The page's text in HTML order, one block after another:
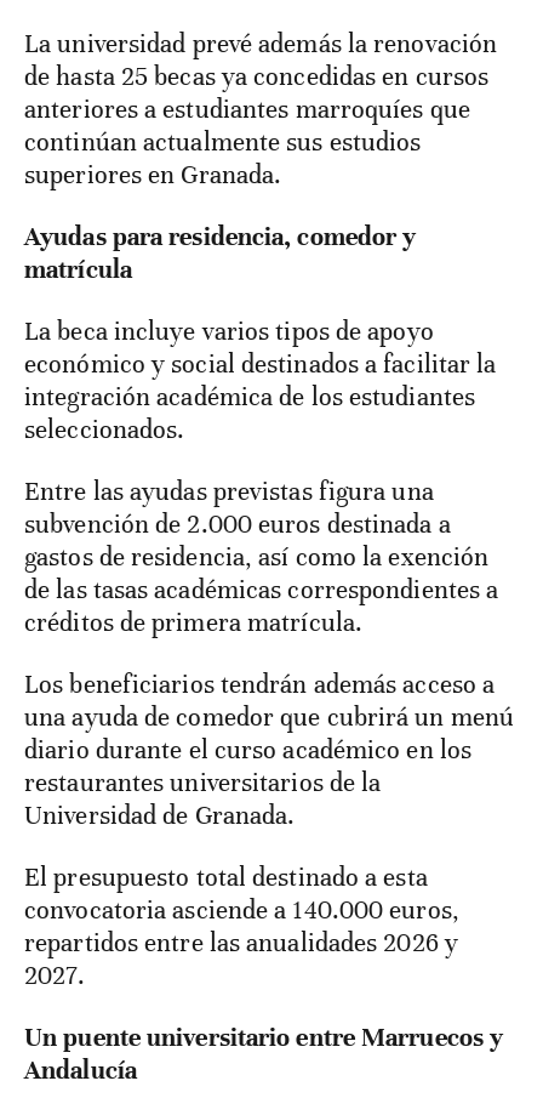
La universidad prevé además la renovación
de hasta 25 becas ya concedidas en cursos
anteriores a estudiantes marroquíes que
continúan actualmente sus estudios
superiores en Granada.
Ayudas para residencia, comedor y
matrícula
La beca incluye varios tipos de apoyo
económico y social destinados a facilitar la
integración académica de los estudiantes
seleccionados.
Entre las ayudas previstas figura una
subvención de 2.000 euros destinada a
gastos de residencia, así como la exención
de las tasas académicas correspondientes a
créditos de primera matrícula.
Los beneficiarios tendrán además acceso a
una ayuda de comedor que cubrirá un menú
diario durante el curso académico en los
restaurantes universitarios de la
Universidad de Granada.
El presupuesto total destinado a esta
convocatoria asciende a 140.000 euros,
repartidos entre las anualidades 2026 y
2027.
Un puente universitario entre Marruecos y
Andalucía